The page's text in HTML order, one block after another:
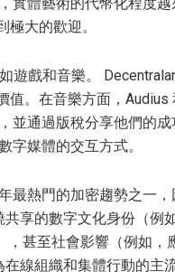
大的歡迎。
遊戲和音樂。
值。在音樂方面，
並通過版稅分享他們的
字媒體的交互方式。
最熱門的加密趨勢之一
享的數字文化身份（例
，甚至社會影響（例如
在線組織和集體行動的